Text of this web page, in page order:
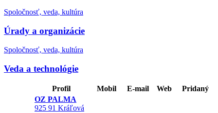
Spoločnosť, veda, kultúra
Úrady a organizácie
Spoločnosť, veda, kultúra
Veda a technológie
Profil Mobil E-mail Web
Pridaný
OZ PALMA
925 91 Kráľová